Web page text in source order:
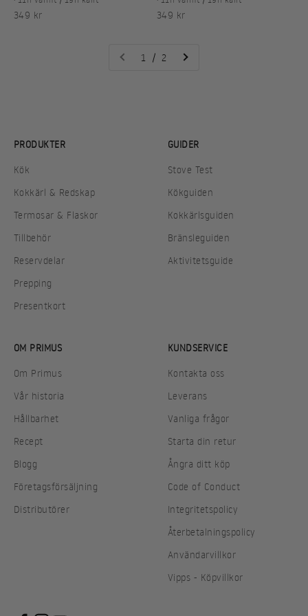
REA-pris
349 kr REA-pris
349 kr
1 / 2
PRODUKTER
Kök
Kokkärl & Redskap
Termosar & Flaskor
Tillbehör
Reservdelar
Prepping
Presentkort
GUIDER
Stove Test
Kökguiden
Kokkärlsguiden
Bränsleguiden
Aktivitetsguide
OM PRIMUS
Om Primus
Vår historia
Hållbarhet
Recept
Blogg
Företagsförsäljning
Distributörer
KUNDSERVICE
Kontakta oss
Leverans
Vanliga frågor
Starta din retur
Ångra ditt köp
Code of Conduct
Integritetspolicy
Återbetalningspolicy
Användarvillkor
Vipps - Köpvillkor